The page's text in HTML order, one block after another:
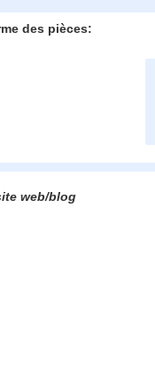
des pièces:
web/blog